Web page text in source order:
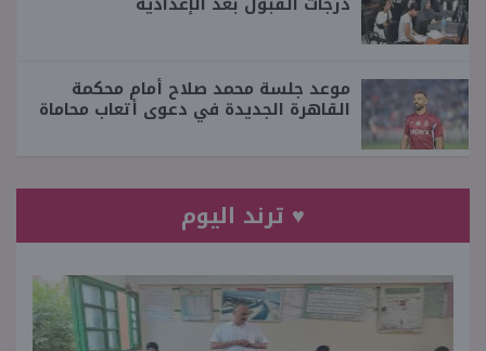
موعد جلسة محمد صلاح أمام محكمة
القاهرة الجديدة في دعوى أتعاب محاماة
♥ ترند اليوم